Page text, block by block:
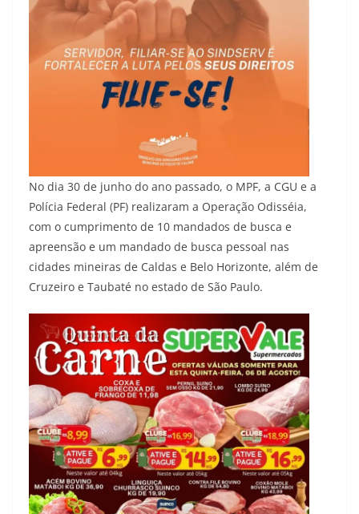
No dia 30 de junho do ano passado, o MPF, a CGU e a
Polícia Federal (PF) realizaram a Operação Odisséia,
com o cumprimento de 10 mandados de busca e
apreensão e um mandado de busca pessoal nas
cidades mineiras de Caldas e Belo Horizonte, além de
Cruzeiro e Taubaté no estado de São Paulo.